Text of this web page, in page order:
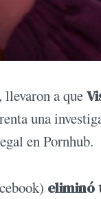
llevaron a que
una
en Pornhub.
eliminó